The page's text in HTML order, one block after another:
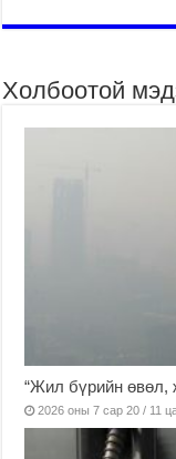
Холбоотой
“Жил бүрийн өвөл,
2026 оны 7 сар 20 / 11